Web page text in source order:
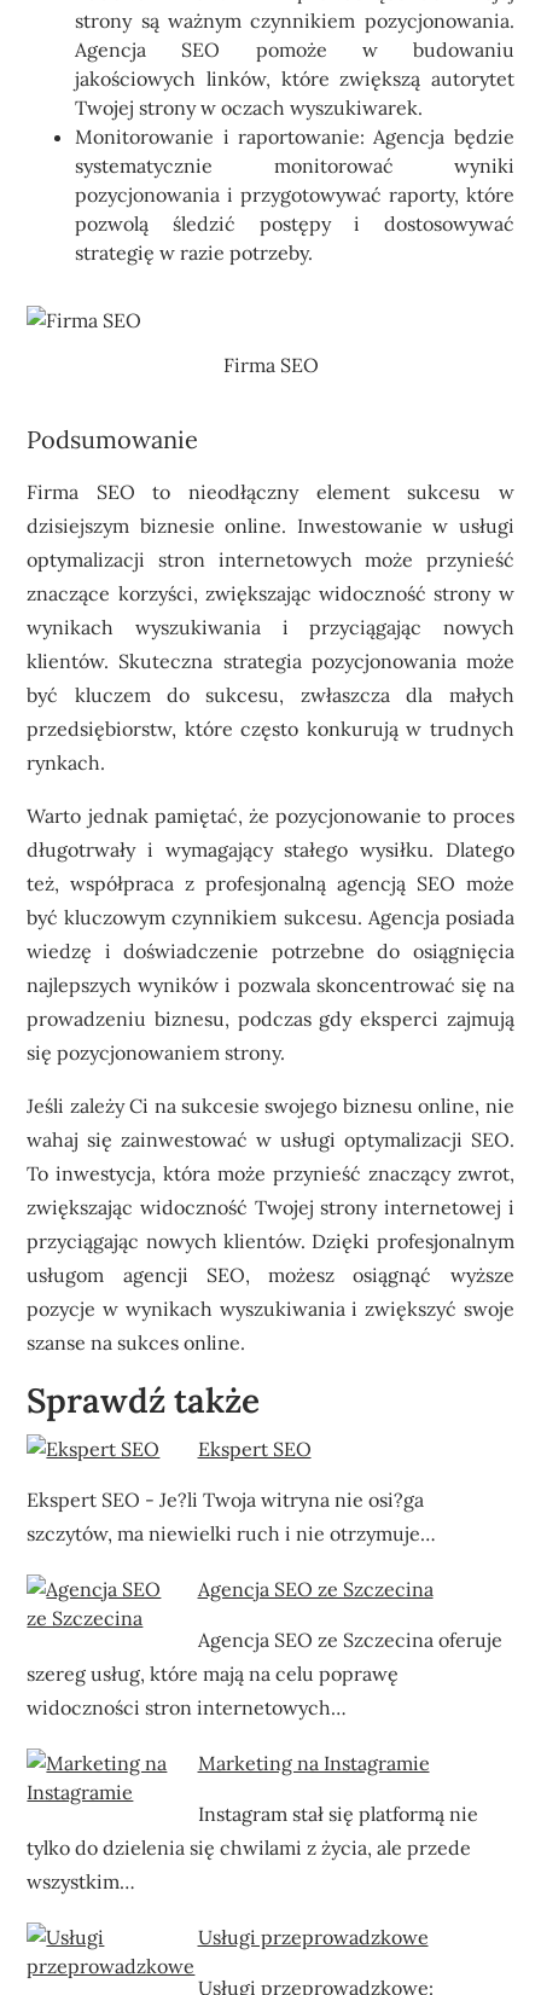
strony są ważnym czynnikiem pozycjonowania.
Agencja SEO pomoże w budowaniu
jakościowych linków, które zwiększą autorytet
Twojej strony w oczach wyszukiwarek.
Monitorowanie i raportowanie: Agencja będzie
systematycznie monitorować wyniki
pozycjonowania i przygotowywać raporty, które
pozwolą śledzić postępy i dostosowywać
strategię w razie potrzeby.
Firma SEO
Podsumowanie
Firma SEO to nieodłączny element sukcesu w
dzisiejszym biznesie online. Inwestowanie w usługi
optymalizacji stron internetowych może przynieść
znaczące korzyści, zwiększając widoczność strony w
wynikach wyszukiwania i przyciągając nowych
klientów. Skuteczna strategia pozycjonowania może
być kluczem do sukcesu, zwłaszcza dla małych
przedsiębiorstw, które często konkurują w trudnych
rynkach.
Warto jednak pamiętać, że pozycjonowanie to proces
długotrwały i wymagający stałego wysiłku. Dlatego
też, współpraca z profesjonalną agencją SEO może
być kluczowym czynnikiem sukcesu. Agencja posiada
wiedzę i doświadczenie potrzebne do osiągnięcia
najlepszych wyników i pozwala skoncentrować się na
prowadzeniu biznesu, podczas gdy eksperci zajmują
się pozycjonowaniem strony.
Jeśli zależy Ci na sukcesie swojego biznesu online, nie
wahaj się zainwestować w usługi optymalizacji SEO.
To inwestycja, która może przynieść znaczący zwrot,
zwiększając widoczność Twojej strony internetowej i
przyciągając nowych klientów. Dzięki profesjonalnym
usługom agencji SEO, możesz osiągnąć wyższe
pozycje w wynikach wyszukiwania i zwiększyć swoje
szanse na sukces online.
Sprawdź także
Ekspert SEO
Ekspert SEO - Je?li Twoja witryna nie osi?ga
szczytów, ma niewielki ruch i nie otrzymuje…
Agencja SEO ze Szczecina
Agencja SEO ze Szczecina oferuje
szereg usług, które mają na celu poprawę
widoczności stron internetowych…
Marketing na Instagramie
Instagram stał się platformą nie
tylko do dzielenia się chwilami z życia, ale przede
wszystkim…
Usługi przeprowadzkowe
Usługi przeprowadzkowe: